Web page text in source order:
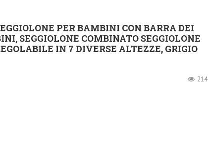
PER BAMBINI CON BARRA DEI
SEGGIOLONE COMBINATO SEGGIOLONE
IN 7 DIVERSE ALTEZZE, GRIGIO
214